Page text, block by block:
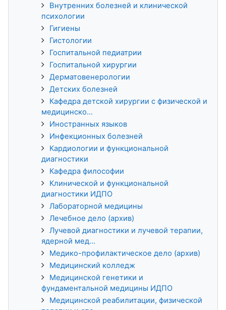
Внутренних болезней и клинической
психологии
Гигиены
Гистологии
Госпитальной педиатрии
Госпитальной хирургии
Дерматовенерологии
Детских болезней
Кафедра детской хирургии с физической и
медицинско...
Иностранных языков
Инфекционных болезней
Кардиологии и функциональной
диагностики
Кафедра философии
Клинической и функциональной
диагностики ИДПО
Лабораторной медицины
Лечебное дело (архив)
Лучевой диагностики и лучевой терапии,
ядерной мед...
Медико-профилактическое дело (архив)
Медицинский колледж
Медицинской генетики и
фундаментальной медицины ИДПО
Медицинской реабилитации, физической